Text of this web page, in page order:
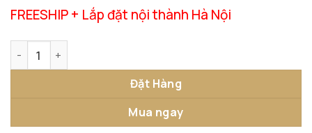
FREESHIP + Lắp đặt nội thành Hà Nội
Đặt Hàng
Mua ngay